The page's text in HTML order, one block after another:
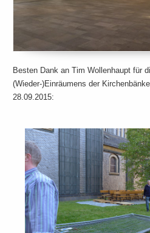
Besten Dank an Tim Wollenhaupt für
(Wieder-)Einräumens der
28.09.2015: